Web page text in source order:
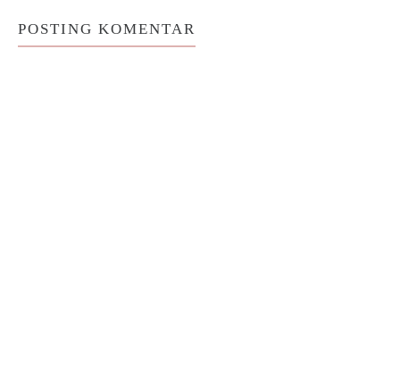
POSTING KOMENTAR